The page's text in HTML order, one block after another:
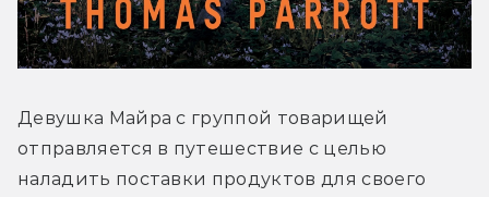
Девушка Майра с группой товарищей
отправляется в путешествие с целью
наладить поставки продуктов для своего